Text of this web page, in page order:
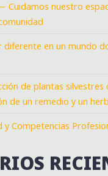
Cuidamos nuestro
diferente en un mundo
de plantas silvestres
de un remedio y un
y Competencias